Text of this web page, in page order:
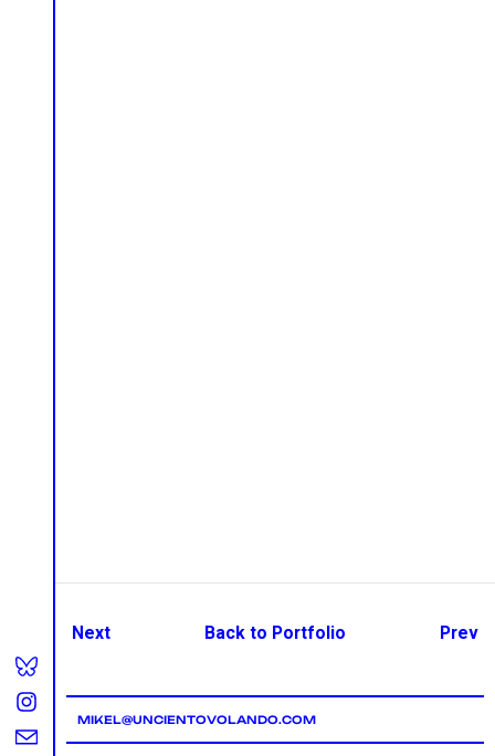
Next Back to Portfolio Prev
MIKEL@UNCIENTOVOLANDO.COM